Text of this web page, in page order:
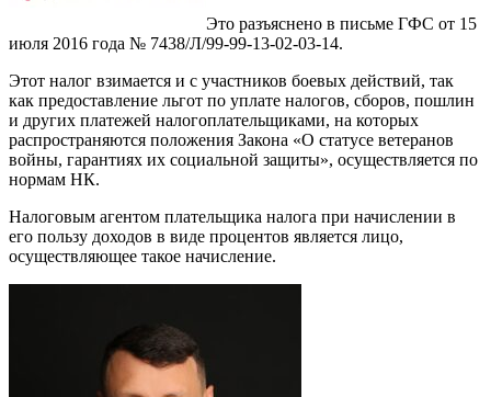
Это разъяснено в письме ГФС от 15
июля 2016 года № 7438/Л/99-99-13-02-03-14.
Этот налог взимается и с участников боевых действий, так
как предоставление льгот по уплате налогов, сборов, пошлин
и других платежей налогоплательщиками, на которых
распространяются положения Закона «О статусе ветеранов
войны, гарантиях их социальной защиты», осуществляется по
нормам НК.
Налоговым агентом плательщика налога при начислении в
его пользу доходов в виде процентов является лицо,
осуществляющее такое начисление.